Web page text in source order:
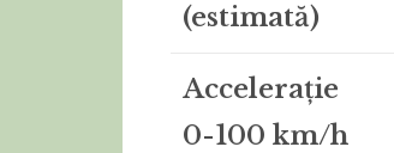
(estimată)
Accelerație
0-100 km/h